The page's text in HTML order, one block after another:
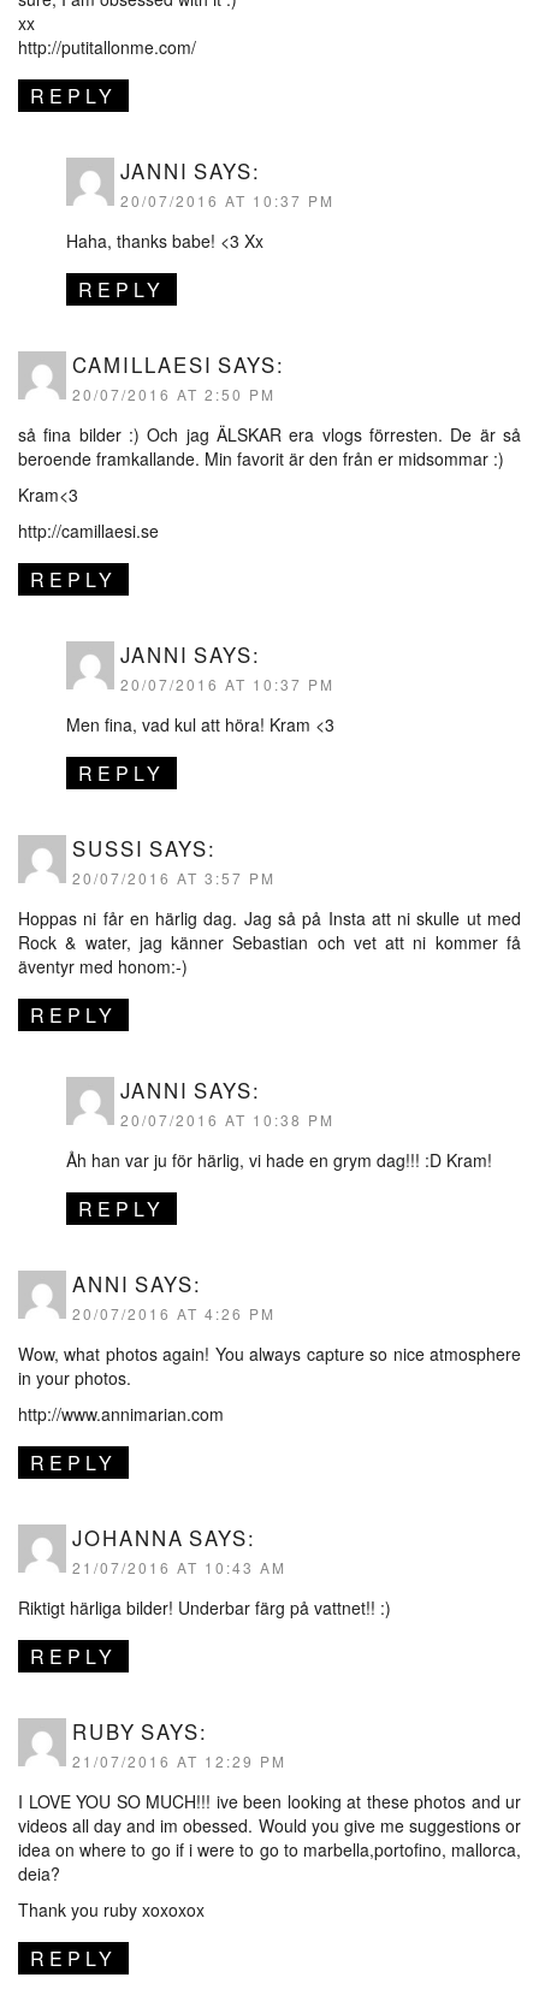
xx
http://putitallonme.com/
REPLY
JANNI SAYS:
20/07/2016 AT 10:37 PM
Haha, thanks babe! <3 Xx
REPLY
CAMILLAESI SAYS:
20/07/2016 AT 2:50 PM
så fina bilder :) Och jag ÄLSKAR era vlogs förresten. De är så
beroende framkallande. Min favorit är den från er midsommar :)
Kram<3
http://camillaesi.se
REPLY
JANNI SAYS:
20/07/2016 AT 10:37 PM
Men fina, vad kul att höra! Kram <3
REPLY
SUSSI SAYS:
20/07/2016 AT 3:57 PM
Hoppas ni får en härlig dag. Jag så på Insta att ni skulle ut med
Rock & water, jag känner Sebastian och vet att ni kommer få
äventyr med honom:-)
REPLY
JANNI SAYS:
20/07/2016 AT 10:38 PM
Åh han var ju för härlig, vi hade en grym dag!!! :D Kram!
REPLY
ANNI SAYS:
20/07/2016 AT 4:26 PM
Wow, what photos again! You always capture so nice atmosphere
in your photos.
http://www.annimarian.com
REPLY
JOHANNA SAYS:
21/07/2016 AT 10:43 AM
Riktigt härliga bilder! Underbar färg på vattnet!! :)
REPLY
RUBY SAYS:
21/07/2016 AT 12:29 PM
I LOVE YOU SO MUCH!!! ive been looking at these photos and ur
videos all day and im obessed. Would you give me suggestions or
idea on where to go if i were to go to marbella,portofino, mallorca,
deia?
Thank you ruby xoxoxox
REPLY